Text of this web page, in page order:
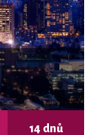
14 dnů